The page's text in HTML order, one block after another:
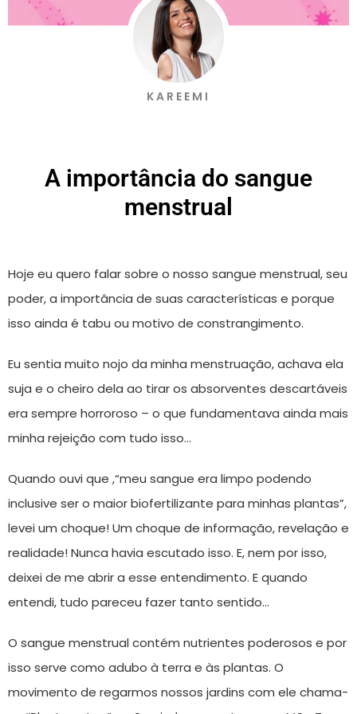
KAREEMI
A importância do sangue
menstrual
Hoje eu quero falar sobre o nosso sangue menstrual, seu
poder, a importância de suas características e porque
isso ainda é tabu ou motivo de constrangimento.
Eu sentia muito nojo da minha menstruação, achava ela
suja e o cheiro dela ao tirar os absorventes descartáveis
era sempre horroroso – o que fundamentava ainda mais
minha rejeição com tudo isso…
Quando ouvi que ,“meu sangue era limpo podendo
inclusive ser o maior biofertilizante para minhas plantas”,
levei um choque! Um choque de informação, revelação e
realidade! Nunca havia escutado isso. E, nem por isso,
deixei de me abrir a esse entendimento. E quando
entendi, tudo pareceu fazer tanto sentido…
O sangue menstrual contém nutrientes poderosos e por
isso serve como adubo à terra e às plantas. O
movimento de regarmos nossos jardins com ele chama-